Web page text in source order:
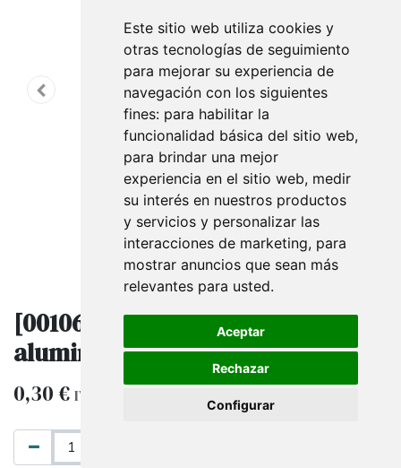
Este sitio web utiliza cookies y
otras tecnologías de seguimiento
para mejorar su experiencia de
navegación con los siguientes
fines: para habilitar la
funcionalidad básica del sitio web,
para brindar una mejor
experiencia en el sitio web, medir
su interés en nuestros productos
y servicios y personalizar las
interacciones de marketing, para
mostrar anuncios que sean más
relevantes para usted.
Aceptar
Rechazar
Configurar
[001063] Ganchos para lama de
aluminio ranurada 10 cm 4 mm
0,30€ IVA excluido